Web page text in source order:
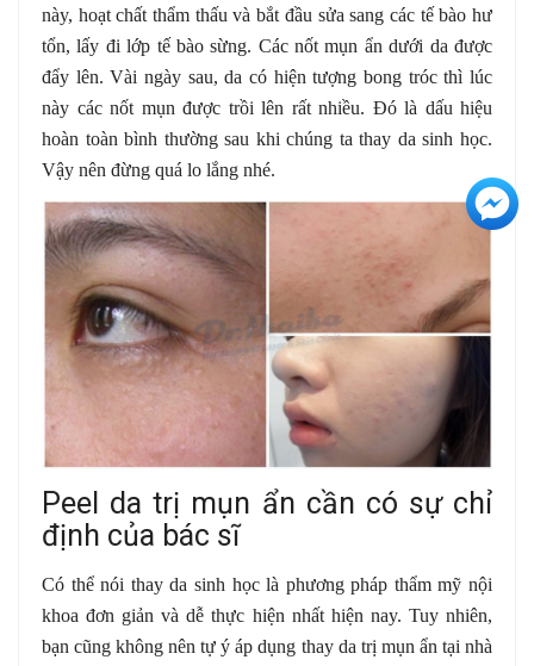
này, hoạt chất thẩm thấu và bắt đầu sửa sang các tế bào hư
tổn, lấy đi lớp tế bào sừng. Các nốt mụn ẩn dưới da được
đẩy lên. Vài ngày sau, da có hiện tượng bong tróc thì lúc
này các nốt mụn được trồi lên rất nhiều. Đó là dấu hiệu
hoàn toàn bình thường sau khi chúng ta thay da sinh học.
Vậy nên đừng quá lo lắng nhé.
Peel da trị mụn ẩn cần có sự chỉ
định của bác sĩ
Có thể nói thay da sinh học là phương pháp thẩm mỹ nội
khoa đơn giản và dễ thực hiện nhất hiện nay. Tuy nhiên,
bạn cũng không nên tự ý áp dụng thay da trị mụn ẩn tại nhà
+3